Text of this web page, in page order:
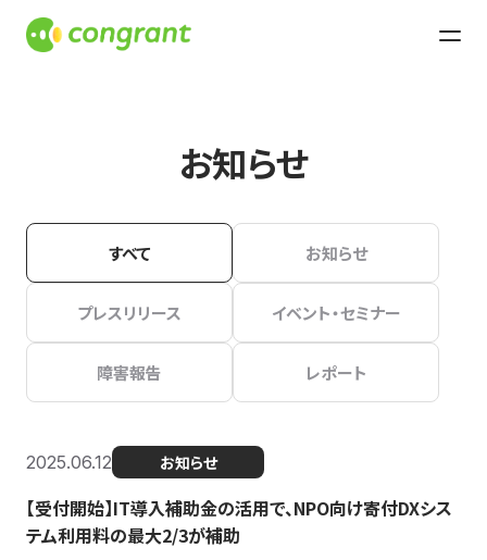
お知らせ
すべて お知らせ
プレスリリース イベント・セミナー
障害報告 レポート
2025.06.12 お知らせ
【受付開始】IT導入補助金の活用で、NPO向け寄付DXシス
テム利用料の最大2/3が補助